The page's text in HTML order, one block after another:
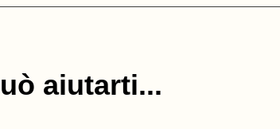
aiutarti...